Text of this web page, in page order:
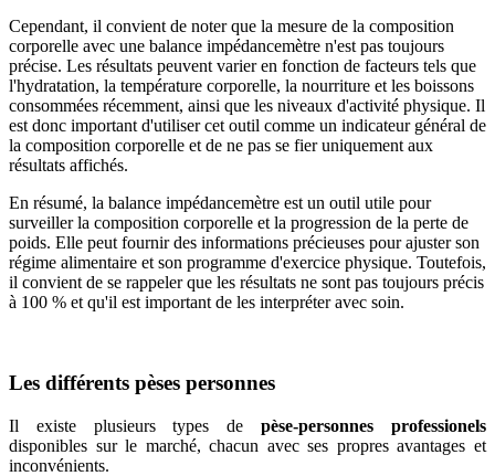
Cependant, il convient de noter que la mesure de la composition
corporelle avec une balance impédancemètre n'est pas toujours
précise. Les résultats peuvent varier en fonction de facteurs tels que
l'hydratation, la température corporelle, la nourriture et les boissons
consommées récemment, ainsi que les niveaux d'activité physique. Il
est donc important d'utiliser cet outil comme un indicateur général de
la composition corporelle et de ne pas se fier uniquement aux
résultats affichés.
En résumé, la balance impédancemètre est un outil utile pour
surveiller la composition corporelle et la progression de la perte de
poids. Elle peut fournir des informations précieuses pour ajuster son
régime alimentaire et son programme d'exercice physique. Toutefois,
il convient de se rappeler que les résultats ne sont pas toujours précis
à 100 % et qu'il est important de les interpréter avec soin.
Les différents pèses personnes
Il existe plusieurs types depèse-personnes professionels
disponibles sur le marché, chacun avec ses propres avantages et
inconvénients.